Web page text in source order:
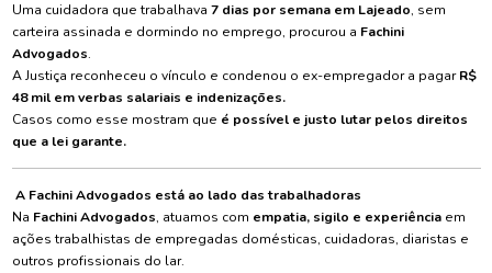
Uma cuidadora que trabalhava 7 dias por semana em Lajeado, sem
carteira assinada e dormindo no emprego, procurou a Fachini
Advogados.
A Justiça reconheceu o vínculo e condenou o ex-empregador a pagarR$
48 mil em verbas salariais e indenizações.
Casos como esse mostram que é possível e justo lutar pelos direitos
que a lei garante.
A Fachini Advogados está ao lado das trabalhadoras
Na Fachini Advogados, atuamos com empatia, sigilo e experiênciaem
ações trabalhistas de empregadas domésticas, cuidadoras, diaristas e
outros profissionais do lar.